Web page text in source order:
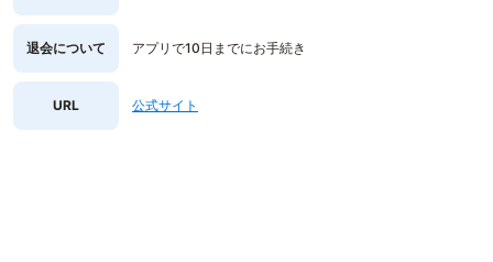
退会について アプリで10日までにお手続き
URL 公式サイト